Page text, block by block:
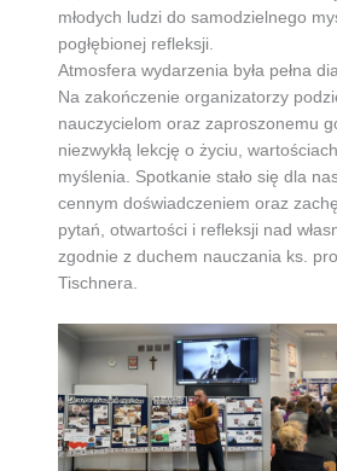
młodych ludzi do samodzielnego
pogłębionej refleksji.
Atmosfera wydarzenia była pełna
Na zakończenie organizatorzy
nauczycielom oraz zaproszonemu
niezwykłą lekcję o życiu,
myślenia. Spotkanie stało się dla
cennym doświadczeniem oraz
pytań, otwartości i refleksji nad
zgodnie z duchem nauczania ks.
Tischnera.